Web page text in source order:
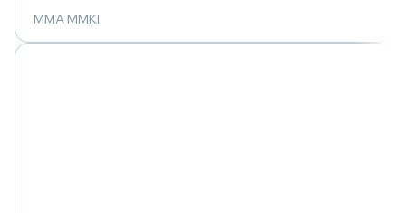
MMA MMKI